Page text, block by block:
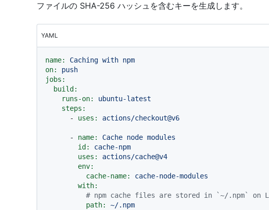
ファイルの SHA-256 ハッシュを含むキーを生成します。
YAML
name: Caching with npm
on:
push
jobs:
build:
runs-on:
ubuntu-latest
steps:
-
uses: actions/checkout@v6
- name: Cache node modules
id:
cache-npm
uses:
actions/cache@v4
env:
cache-name:
cache-node-modules
with:
# npm cache files are stored in `~/.npm` on
path:
~/.npm